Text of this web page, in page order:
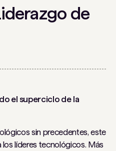
de
el superciclo de la
sin precedentes, este
líderes tecnológicos. Más